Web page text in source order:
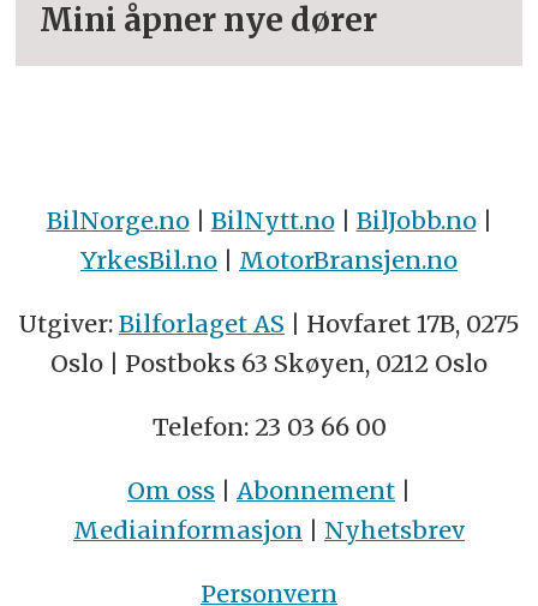
Mini åpner nye dører
BilNorge.no| BilNytt.no| BilJobb.no|
YrkesBil.no | MotorBransjen.no
Utgiver: Bilforlaget AS | Hovfaret 17B, 0275
Oslo | Postboks 63 Skøyen, 0212 Oslo
Telefon: 23 03 66 00
Om oss | Abonnement |
Mediainformasjon | Nyhetsbrev
Personvern